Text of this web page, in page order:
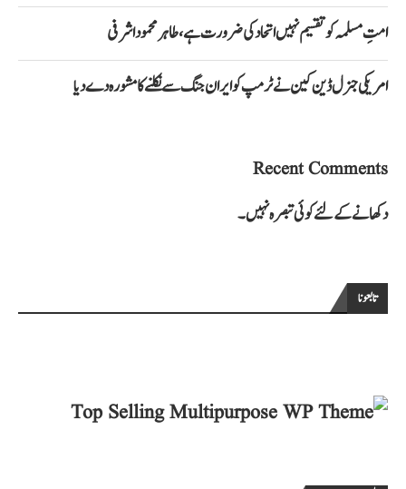
امتِ مسلمہ کو تقسیم نہیں اتحاد کی ضرورت ہے، طاہر محمود اشرفی
امریکی جنرل ڈین کین نے ٹرمپ کو ایران جنگ سے نکلنے کا مشورہ دے دیا
Recent Comments
دکھانے کے لئے کوئی تبصرہ نہیں۔
تابعونا